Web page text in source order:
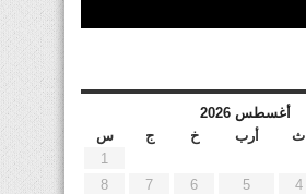
أغسطس 2026
ث أرب خ ج
س
1
4
5
6
7
8